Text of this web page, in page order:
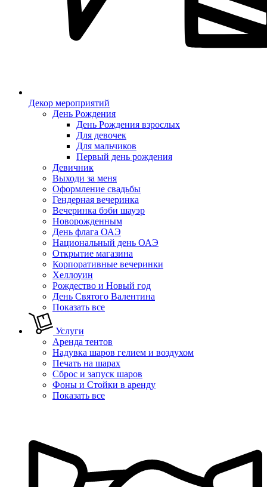
Декор мероприятий
День Рождения
День Рождения взрослых
Для девочек
Для мальчиков
Первый день рождения
Девичник
Выходи за меня
Оформление свадьбы
Гендерная вечеринка
Вечеринка бэби шауэр
Новорожденным
День флага ОАЭ
Национальный день ОАЭ
Открытие магазина
Корпоративные вечеринки
Хеллоуин
Рождество и Новый год
День Святого Валентина
Показать все
Услуги
Аренда тентов
Надувка шаров гелием и воздухом
Печать на шарах
Сброс и запуск шаров
Фоны и Стойки в аренду
Показать все